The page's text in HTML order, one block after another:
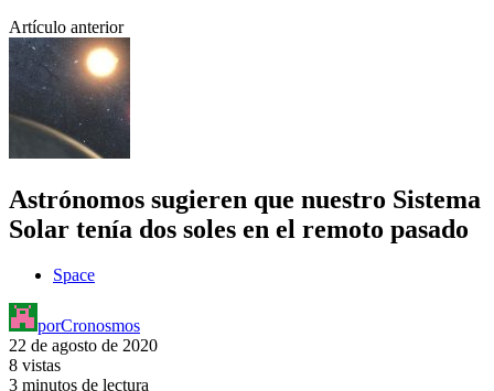
Artículo anterior
Astrónomos sugieren que nuestro Sistema
Solar tenía dos soles en el remoto pasado
Space
porCronosmos
22 de agosto de 2020
8 vistas
3 minutos de lectura